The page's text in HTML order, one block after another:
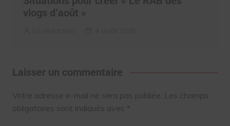
vlogs d’août »
Laisser un commentaire
Votre adresse e-mail ne sera pas publiée. Les champs
obligatoires sont indiqués avec *